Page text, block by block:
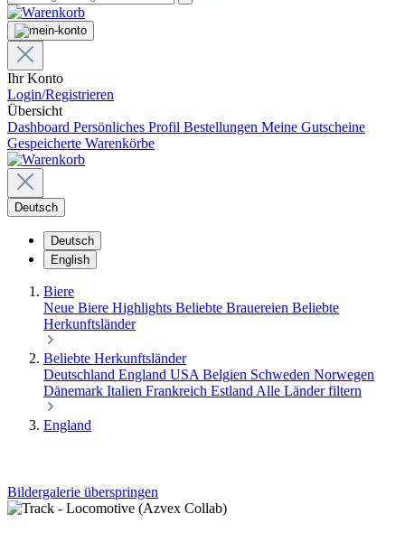
Ihr Konto
Login/Registrieren
Übersicht
Dashboard Persönliches Profil Bestellungen Meine Gutscheine
Gespeicherte Warenkörbe
Deutsch
Deutsch
English
Biere
Neue Biere Highlights Beliebte Brauereien Beliebte
Herkunftsländer
Beliebte Herkunftsländer
Deutschland England USA Belgien Schweden Norwegen
Dänemark Italien Frankreich Estland Alle Länder filtern
England
Bildergalerie überspringen